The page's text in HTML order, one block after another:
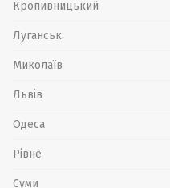
Кропивницький
Луганськ
Миколаїв
Львів
Одеса
Рівне
Суми